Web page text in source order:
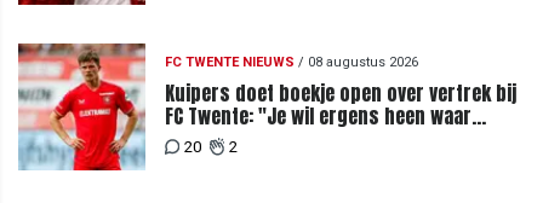
FC TWENTE NIEUWS / 08 augustus 2026
Kuipers doet boekje open over vertrek bij
FC Twente: "Je wil ergens heen waar
mensen je waarderen"
20 2